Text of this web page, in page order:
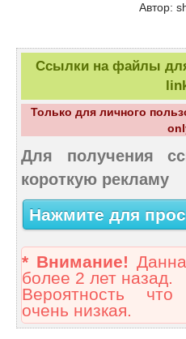
Автор:
Ссылки на файлы для
Только для личного
Для получения
короткую рекламу
Нажмите для
* Внимание!
более 2 лет назад.
Вероятность
очень низкая.